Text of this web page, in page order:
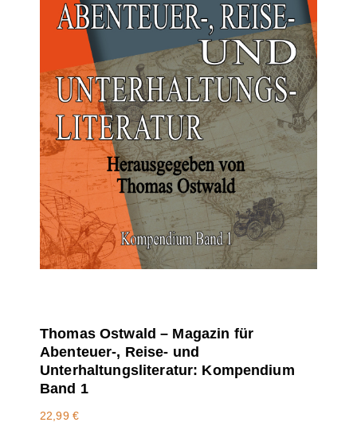
Thomas Ostwald – Magazin für
Abenteuer-, Reise- und
Unterhaltungsliteratur: Kompendium
Band 1
22,99 €